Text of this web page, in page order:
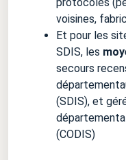
protocoles
voisines,
Et pour les
SDIS, les
secours
(SDIS), et
(CODIS)